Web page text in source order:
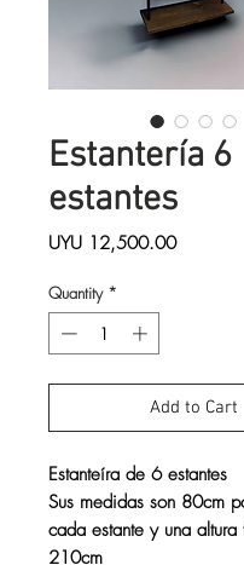
Estantería 6
estantes
UYU 12,500.00Price
Quantity *
Add to Cart
Estanteíra de 6 estantes
Sus medidas son 80cm
cada estante y una altura
210cm